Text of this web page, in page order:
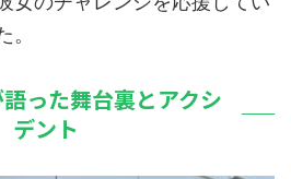
った舞台裏とアクシ
デント